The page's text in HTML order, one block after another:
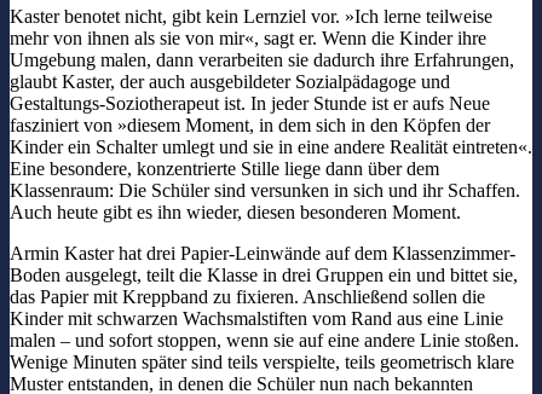
Kaster benotet nicht, gibt kein Lernziel vor. »Ich lerne teilweise
mehr von ihnen als sie von mir«, sagt er. Wenn die Kinder ihre
Umgebung malen, dann verarbeiten sie dadurch ihre Erfahrungen,
glaubt Kaster, der auch ausgebildeter Sozialpädagoge und
Gestaltungs-Soziotherapeut ist. In jeder Stunde ist er aufs Neue
fasziniert von »diesem Moment, in dem sich in den Köpfen der
Kinder ein Schalter umlegt und sie in eine andere Realität eintreten«.
Eine besondere, konzentrierte Stille liege dann über dem
Klassenraum: Die Schüler sind versunken in sich und ihr Schaffen.
Auch heute gibt es ihn wieder, diesen besonderen Moment.
Armin Kaster hat drei Papier-Leinwände auf dem Klassenzimmer-
Boden ausgelegt, teilt die Klasse in drei Gruppen ein und bittet sie,
das Papier mit Kreppband zu fixieren. Anschließend sollen die
Kinder mit schwarzen Wachsmalstiften vom Rand aus eine Linie
malen – und sofort stoppen, wenn sie auf eine andere Linie stoßen.
Wenige Minuten später sind teils verspielte, teils geometrisch klare
Muster entstanden, in denen die Schüler nun nach bekannten